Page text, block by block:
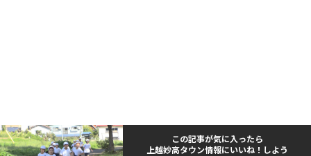
この記事が気に入ったら
上越妙高タウン情報にいいね！しよう